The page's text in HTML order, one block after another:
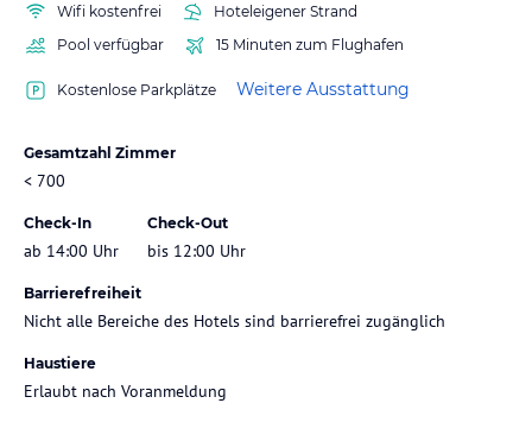
Wifi kostenfrei
Hoteleigener Strand
Pool verfügbar
15 Minuten zum Flughafen
Kostenlose Parkplätze Weitere Ausstattung
Gesamtzahl Zimmer
< 700
Check-In
ab 14:00 Uhr
Check-Out
bis 12:00 Uhr
Barrierefreiheit
Nicht alle Bereiche des Hotels sind barrierefrei zugänglich
Haustiere
Erlaubt nach Voranmeldung